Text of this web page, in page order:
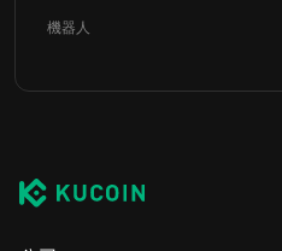
機器人